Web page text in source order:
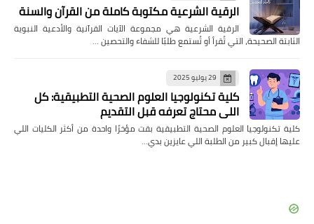
الرقية الشرعية مكتوبة كاملة من القرآن والسنة
الرقية الشرعية هي مجموعة الآيات القرآنية والأدعية النبوية
الثابتة الصحيحة، التي تُقرأ أو تُستمع طلبًا للشفاء والتحصين …
29 يوليو 2025
كلية تكنولوجيا العلوم الصحية التطبيقية: كل
اللي محتاج تعرفه قبل التقديم
كلية تكنولوجيا العلوم الصحية التطبيقية بقت مؤخرًا واحدة من أكثر الكليات اللي
عليها إقبال كبير من الطلبة اللي عايزين بدي…